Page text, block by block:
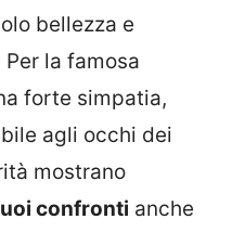
bellezza e
la famosa
forte simpatia,
agli occhi dei
mostrano
confronti anche